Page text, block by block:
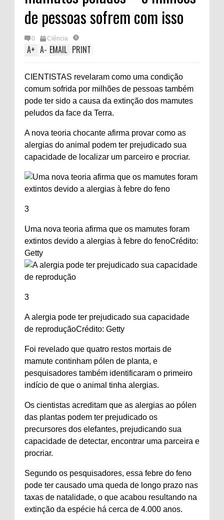
de pessoas sofrem com isso
0 Ciência
A+ A- EMAIL PRINT
CIENTISTAS revelaram como uma condição
comum sofrida por milhões de pessoas também
pode ter sido a causa da extinção dos mamutes
peludos da face da Terra.
A nova teoria chocante afirma provar como as
alergias do animal podem ter prejudicado sua
capacidade de localizar um parceiro e procriar.
3
Uma nova teoria afirma que os mamutes foram
extintos devido a alergias à febre do fenoCrédito:
Getty
3
A alergia pode ter prejudicado sua capacidade
de reproduçãoCrédito: Getty
Foi revelado que quatro restos mortais de
mamute continham pólen de planta, e
pesquisadores também identificaram o primeiro
indício de que o animal tinha alergias.
Os cientistas acreditam que as alergias ao pólen
das plantas podem ter prejudicado os
precursores dos elefantes, prejudicando sua
capacidade de detectar, encontrar uma parceira e
procriar.
Segundo os pesquisadores, essa febre do feno
pode ter causado uma queda de longo prazo nas
taxas de natalidade, o que acabou resultando na
extinção da espécie há cerca de 4.000 anos.